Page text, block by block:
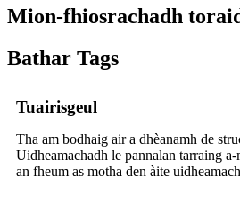
Mion-fhiosrachadh
Bathar Tags
Tuairisgeul
Tha am bodhaig air a dhèanamh de
Uidheamachadh le pannalan tarraing
an fheum as motha den àite